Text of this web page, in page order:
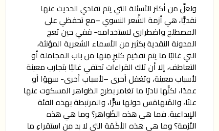
ولعلَّ من أكثر الأسئلة التي يتم تفادي الحديث عنها
نقديًّا، هي أزمة الشِّعر النسوي –مع تحفظي على
المصطلح واضطراري لاستخدامه- ففي حين تعج
المدونة النقدية بكثير من الأسماء الشعرية المؤنثة،
التي غالبًا ما يتم تفخيم كثيرٍ مِنها من باب المجاملة أو
التعاطف، إلا أن تلك القراءات تحتفي غالبًا بتجارب معينة
لأسباب معينة، وتغفل أخرى –لأسباب أخرى- سهوًا أو
عمدًا، لكنَّها نادرًا ما تغامر بطرح الظواهر المسكوت عنها
علنًا، والمُتهامَس حولها سرًّا، والمرتبطة بهذه الفئة
الإبداعية. فما هي هذه الظَواهر؟ وما هي هذه
الأزمة؟ وما هي هذه الأكَمَة التي لا بد من استقراءِ ما